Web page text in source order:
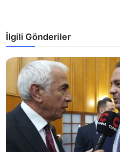
İlgili Gönderiler